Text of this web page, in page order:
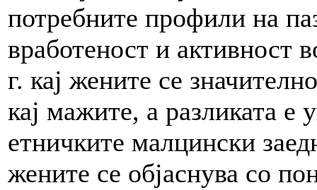
потребните профили на
вработеност и активност
г. кај жените се
кај мажите, а разликата е
етничките малцински
жените се објаснува со